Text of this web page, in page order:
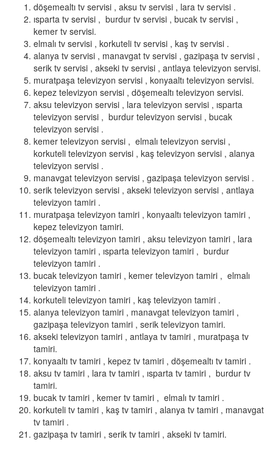
döşemealtı tv servisi , aksu tv servisi , lara tv servisi .
ısparta tv servisi , burdur tv servisi , bucak tv servisi ,
kemer tv servisi.
elmalı tv servisi , korkuteli tv servisi , kaş tv servisi .
alanya tv servisi , manavgat tv servisi , gazipaşa tv servisi ,
serik tv servisi , akseki tv servisi , antlaya televizyon servisi.
muratpaşa televizyon servisi , konyaaltı televizyon servisi.
kepez televizyon servisi , döşemealtı televizyon servisi.
aksu televizyon servisi , lara televizyon servisi , ısparta
televizyon servisi , burdur televizyon servisi , bucak
televizyon servisi .
kemer televizyon servisi , elmalı televizyon servisi ,
korkuteli televizyon servisi , kaş televizyon servisi , alanya
televizyon servisi .
manavgat televizyon servisi , gazipaşa televizyon servisi .
serik televizyon servisi , akseki televizyon servisi , antlaya
televizyon tamiri .
muratpaşa televizyon tamiri , konyaaltı televizyon tamiri ,
kepez televizyon tamiri.
döşemealtı televizyon tamiri , aksu televizyon tamiri , lara
televizyon tamiri , ısparta televizyon tamiri , burdur
televizyon tamiri .
bucak televizyon tamiri , kemer televizyon tamiri , elmalı
televizyon tamiri .
korkuteli televizyon tamiri , kaş televizyon tamiri .
alanya televizyon tamiri , manavgat televizyon tamiri ,
gazipaşa televizyon tamiri , serik televizyon tamiri.
akseki televizyon tamiri , antlaya tv tamiri , muratpaşa tv
tamiri.
konyaaltı tv tamiri , kepez tv tamiri , döşemealtı tv tamiri .
aksu tv tamiri , lara tv tamiri , ısparta tv tamiri , burdur tv
tamiri.
bucak tv tamiri , kemer tv tamiri , elmalı tv tamiri .
korkuteli tv tamiri , kaş tv tamiri , alanya tv tamiri , manavgat
tv tamiri .
gazipaşa tv tamiri , serik tv tamiri , akseki tv tamiri.